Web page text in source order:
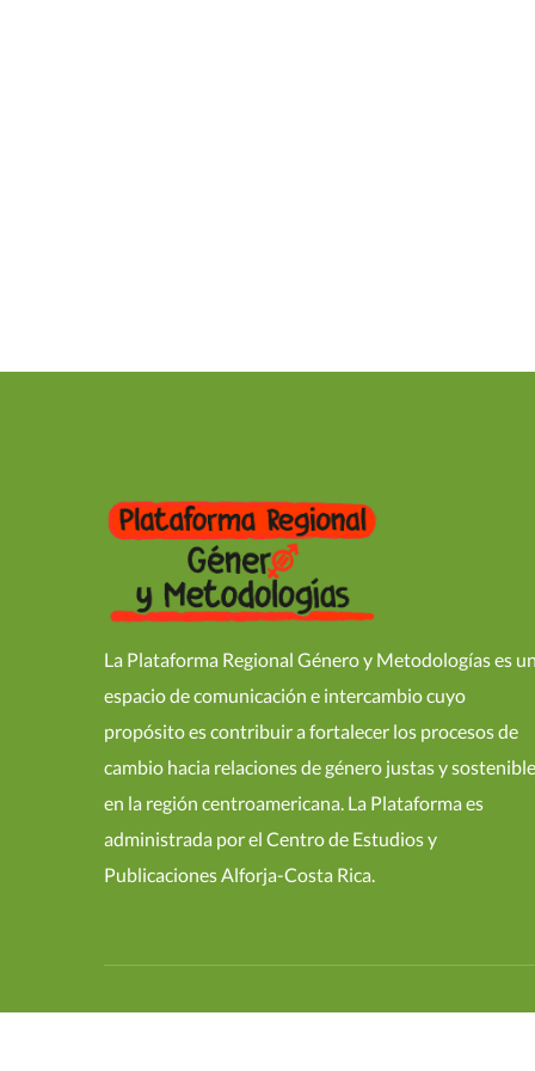
La Plataforma Regional Género y Metodologías es un
espacio de comunicación e intercambio cuyo
propósito es contribuir a fortalecer los procesos de
cambio hacia relaciones de género justas y
en la región centroamericana. La Plataforma es
administrada por el Centro de Estudios y
Publicaciones Alforja-Costa Rica.